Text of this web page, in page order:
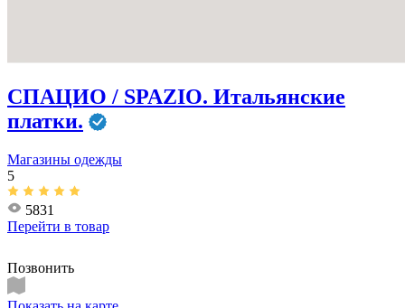
СПАЦИО / SPAZIO. Итальянские
платки.
Магазины одежды
5
5831
Перейти в товар
Позвонить